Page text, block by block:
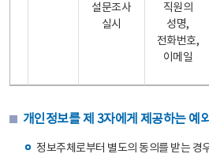
설문조사
실시
직원의
성명,
전화번호,
이메일
개인정보를 제 3자에게 제공하는 예
정보주체로부터 별도의 동의를 받는 경